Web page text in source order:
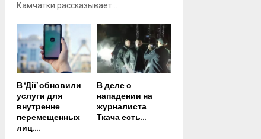
Камчатки рассказывает...
В ‘Дії’ обновили
услуги для
внутренне
перемещенных
лиц....
В деле о
нападении на
журналиста
Ткача есть...